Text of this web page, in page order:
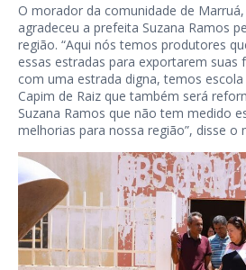
O morador da comunidade de
agradeceu a prefeita Suzana Ramos
região. “Aqui nós temos produtores
essas estradas para exportarem suas
com uma estrada digna, temos
Capim de Raiz que também será
Suzana Ramos que não tem medido
melhorias para nossa região”, disse o